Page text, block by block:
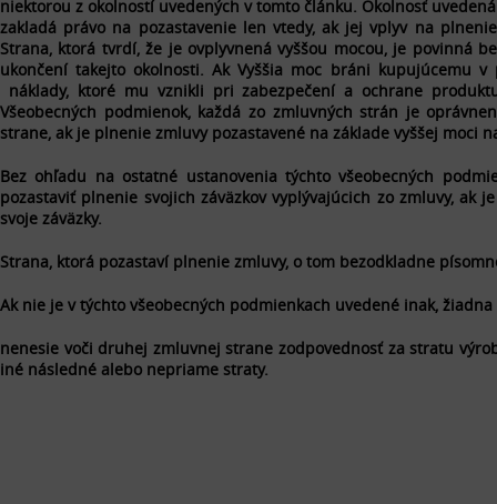
niektorou z okolností uvedených v tomto článku. Okolnosť
zakladá právo na pozastavenie len vtedy, ak jej vplyv na
Strana, ktorá tvrdí, že je ovplyvnená vyššou mocou, je povinná
ukončení takejto okolnosti. AkVyššia moc bráni kupujúcemu v
náklady, ktoré mu vznikli pri zabezpečení a ochrane
Všeobecných podmienok, každá zo zmluvných strán je
strane, ak je plnenie zmluvy pozastavené na základe vyššej moci
Bez ohľadu na ostatné ustanovenia týchto všeobecných
pozastaviť plnenie svojich záväzkov vyplývajúcich zo zmluvy,
svoje záväzky.
Strana, ktorá pozastaví plnenie zmluvy, o tom bezodkladne
Ak nie je v týchto všeobecných podmienkach uvedené inak,
nenesie voči druhej zmluvnej strane zodpovednosť za stratu
iné následné alebo nepriame straty.